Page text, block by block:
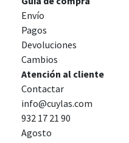
Envío
Pagos
Devoluciones
Cambios
Atención al cliente
Contactar
info@cuylas.com
932 17 21 90
Agosto